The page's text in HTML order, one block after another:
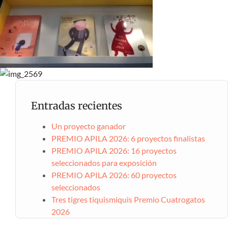
Entradas recientes
Un proyecto ganador
PREMIO APILA 2026: 6 proyectos finalistas
PREMIO APILA 2026: 16 proyectos
seleccionados para exposición
PREMIO APILA 2026: 60 proyectos
seleccionados
Tres tigres tiquismiquis Premio Cuatrogatos
2026